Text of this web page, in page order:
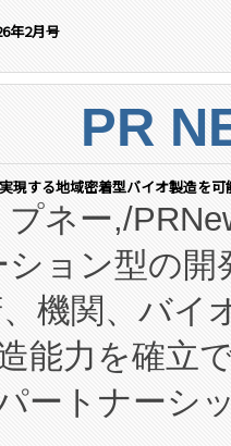
年2月号
PR
現する地域密着型バイオ製造を
プネー,/
ション型の
機関、バイ
能力を確立
ートナーシ